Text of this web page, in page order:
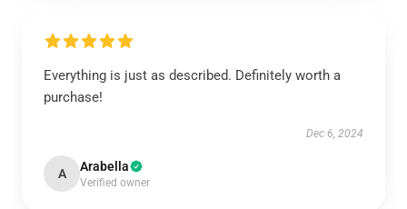
Everything is just as described. Definitely worth a
purchase!
Dec 6, 2024
A Arabella
Verified owner